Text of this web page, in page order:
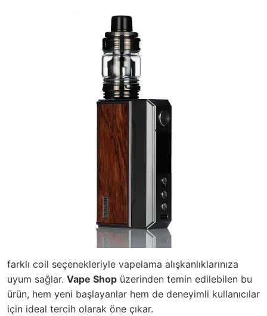
farklı coil seçenekleriyle vapelama alışkanlıklarınıza
uyum sağlar. Vape Shop üzerinden temin edilebilen bu
ürün, hem yeni başlayanlar hem de deneyimli kullanıcılar
için ideal tercih olarak öne çıkar.